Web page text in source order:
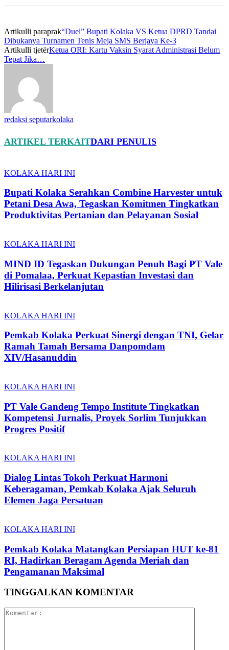
Artikulli paraprak“Duel” Bupati Kolaka VS Ketua DPRD Tandai
Dibukanya Turnamen Tenis Meja SMS Berjaya Ke-3
Artikulli tjetërKetua ORI: Kartu Vaksin Syarat Administrasi Belum
Tepat Jika…
redaksi seputarkolaka
ARTIKEL TERKAITDARI PENULIS
KOLAKA HARI INI
Bupati Kolaka Serahkan Combine Harvester untuk
Petani Desa Awa, Tegaskan Komitmen Tingkatkan
Produktivitas Pertanian dan Pelayanan Sosial
KOLAKA HARI INI
MIND ID Tegaskan Dukungan Penuh Bagi PT Vale
di Pomalaa, Perkuat Kepastian Investasi dan
Hilirisasi Berkelanjutan
KOLAKA HARI INI
Pemkab Kolaka Perkuat Sinergi dengan TNI, Gelar
Ramah Tamah Bersama Danpomdam
XIV/Hasanuddin
KOLAKA HARI INI
PT Vale Gandeng Tempo Institute Tingkatkan
Kompetensi Jurnalis, Proyek Sorlim Tunjukkan
Progres Positif
KOLAKA HARI INI
Dialog Lintas Tokoh Perkuat Harmoni
Keberagaman, Pemkab Kolaka Ajak Seluruh
Elemen Jaga Persatuan
KOLAKA HARI INI
Pemkab Kolaka Matangkan Persiapan HUT ke-81
RI, Hadirkan Beragam Agenda Meriah dan
Pengamanan Maksimal
TINGGALKAN KOMENTAR